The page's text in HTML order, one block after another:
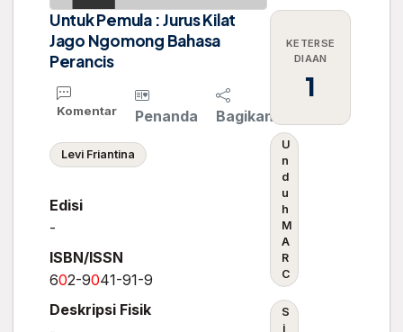
Untuk Pemula : Jurus Kilat
Jago Ngomong Bahasa
Perancis
Komentar Penanda Bagikan
Levi Friantina
Edisi
-
ISBN/ISSN
602-9041-91-9
Deskripsi Fisik
KETERSE
DIAAN
1
U
n
d
u
h
M
A
R
C
S
i